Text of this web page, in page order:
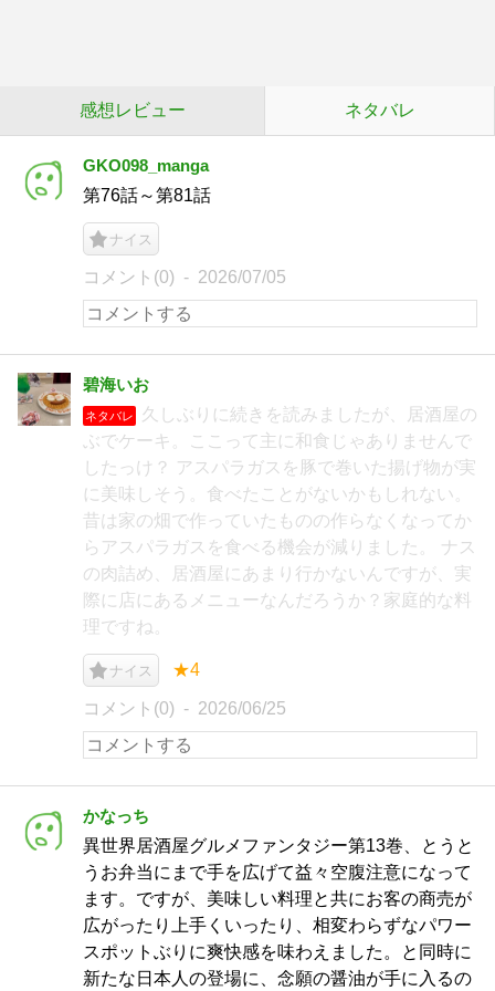
感想レビュー ネタバレ
GKO098_manga
第76話～第81話
ナイス
コメント(0) 2026/07/05
碧海いお
ネタバレ
久しぶりに続きを読みましたが、居酒屋の
ぶでケーキ。ここって主に和食じゃありませんで
したっけ？ アスパラガスを豚で巻いた揚げ物が実
に美味しそう。食べたことがないかもしれない。
昔は家の畑で作っていたものの作らなくなってか
らアスパラガスを食べる機会が減りました。 ナス
の肉詰め、居酒屋にあまり行かないんですが、実
際に店にあるメニューなんだろうか？家庭的な料
理ですね。
ナイス ★4
コメント(0) 2026/06/25
かなっち
異世界居酒屋グルメファンタジー第13巻、とうと
うお弁当にまで手を広げて益々空腹注意になって
ます。ですが、美味しい料理と共にお客の商売が
広がったり上手くいったり、相変わらずなパワー
スポットぶりに爽快感を味わえました。と同時に
新たな日本人の登場に、念願の醤油が手に入るの